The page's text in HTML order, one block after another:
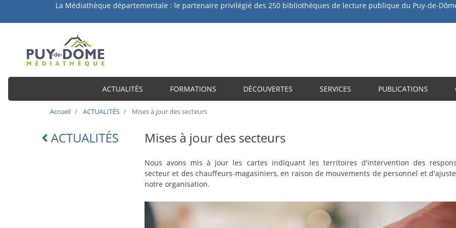
Aller
Médiathèque départementale : le partenaire privilégié des 250 bibliothèques de lecture publique du Puy-de-
ACTUALITÉS FORMATIONS DÉCOUVERTES SERVICES PUBLICATIONS
Accueil ACTUALITÉS Mises à jour des secteurs
LienACTUALITÉS Mises à jour des secteurs
intro-
actu
Nous avons mis à jour les cartes indiquant les territoires d'intervention des
secteur et des chauffeurs-magasiniers, en raison de mouvements de personnel et
notre organisation.
Image